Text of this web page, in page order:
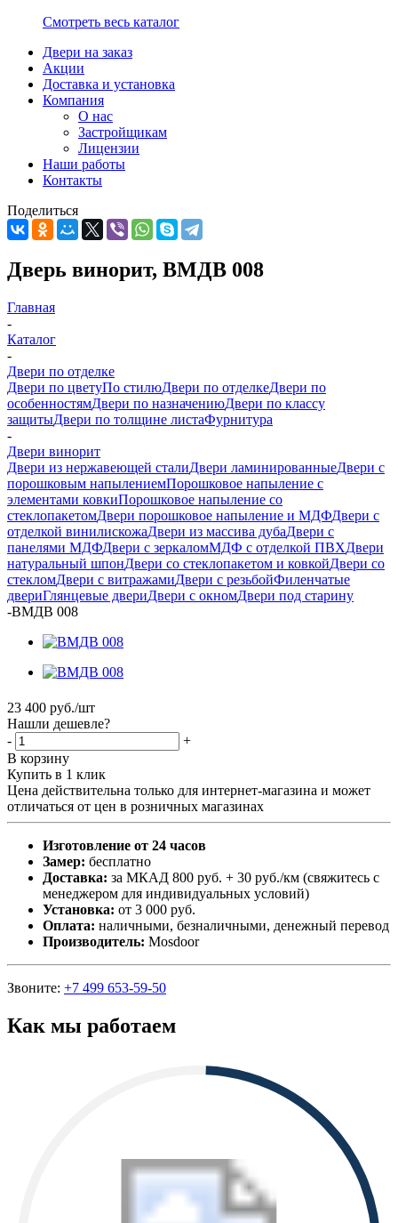
Смотреть весь каталог
Двери на заказ
Акции
Доставка и установка
Компания
О нас
Застройщикам
Лицензии
Наши работы
Контакты
Поделиться
Дверь винорит, ВМДВ 008
Главная
-
Каталог
-
Двери по отделке
Двери по цветуПо стилюДвери по отделкеДвери по
особенностямДвери по назначениюДвери по классу
защитыДвери по толщине листаФурнитура
-
Двери винорит
Двери из нержавеющей сталиДвери ламинированныеДвери с
порошковым напылениемПорошковое напыление с
элементами ковкиПорошковое напыление со
стеклопакетомДвери порошковое напыление и МДФДвери с
отделкой винилискожаДвери из массива дубаДвери с
панелями МДФДвери с зеркаломМДФ с отделкой ПВХДвери
натуральный шпонДвери со стеклопакетом и ковкойДвери со
стекломДвери с витражамиДвери с резьбойФиленчатые
двериГлянцевые двериДвери с окномДвери под старину
-ВМДВ 008
23 400 руб./шт
Нашли дешевле?
-
+
В корзину
Купить в 1 клик
Цена действительна только для интернет-магазина и может
отличаться от цен в розничных магазинах
Изготовление от 24 часов
Замер: бесплатно
Доставка: за МКАД 800 руб. + 30 руб./км (свяжитесь с
менеджером для индивидуальных условий)
Установка: от 3 000 руб.
Оплата: наличными, безналичными, денежный перевод
Производитель: Mosdoor
Звоните: +7 499 653-59-50
Как мы работаем